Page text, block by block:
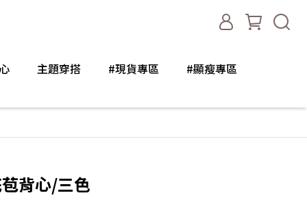
主題穿搭 #現貨專區 #顯瘦專區
背心/三色